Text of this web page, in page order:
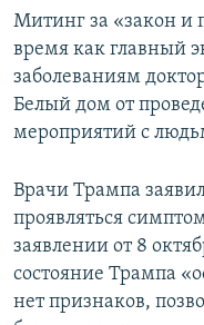
Митинг за «закон и
время как главный
заболеваниям
Белый дом от
мероприятий с
Врачи Трампа
проявляться
заявлении от 8
состояние Трампа
нет признаков,